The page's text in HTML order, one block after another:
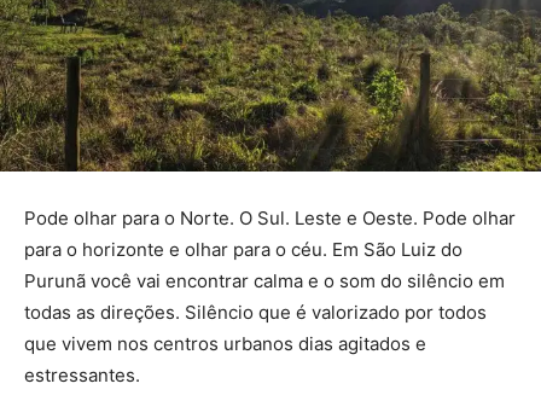
Pode olhar para o Norte. O Sul. Leste e Oeste. Pode olhar
para o horizonte e olhar para o céu. Em São Luiz do
Purunã você vai encontrar calma e o som do silêncio em
todas as direções. Silêncio que é valorizado por todos
que vivem nos centros urbanos dias agitados e
estressantes.